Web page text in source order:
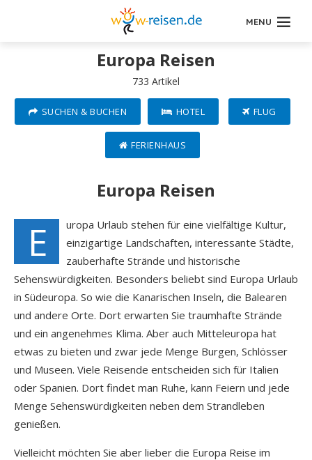
MENU
Europa Reisen
733 Artikel
SUCHEN & BUCHEN HOTEL FLUG
FERIENHAUS
Europa Reisen
E
uropa Urlaub stehen für eine vielfältige Kultur,
einzigartige Landschaften, interessante Städte,
zauberhafte Strände und historische
Sehenswürdigkeiten. Besonders beliebt sind Europa Urlaub
in Südeuropa. So wie die Kanarischen Inseln, die Balearen
und andere Orte. Dort erwarten Sie traumhafte Strände
und ein angenehmes Klima. Aber auch Mitteleuropa hat
etwas zu bieten und zwar jede Menge Burgen, Schlösser
und Museen. Viele Reisende entscheiden sich für Italien
oder Spanien. Dort findet man Ruhe, kann Feiern und jede
Menge Sehenswürdigkeiten neben dem Strandleben
genießen.
Vielleicht möchten Sie aber lieber die Europa Reise im